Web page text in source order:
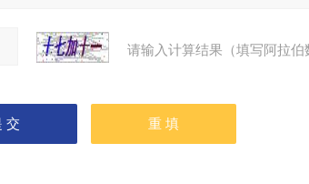
请输入计算结果（填写阿拉